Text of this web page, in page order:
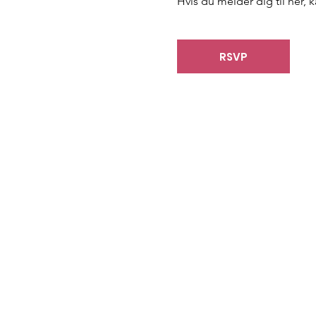
RSVP